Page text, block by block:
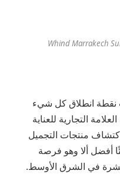
Whind Marrakech
نقطة انطلاق كل شيء
التجارية للعناية
منتجات التجميل
أفضل ألا وهو فرصة
في الشرق الأوسط.